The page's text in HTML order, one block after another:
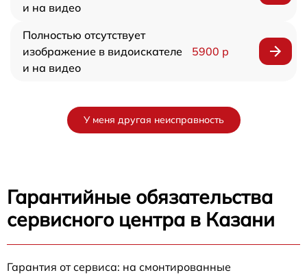
и на видео
Полностью отсутствует
изображение в видоискателе
и на видео
5900 р
У меня другая неисправность
Гарантийные обязательства
сервисного центра в Казани
Гарантия от сервиса: на смонтированные